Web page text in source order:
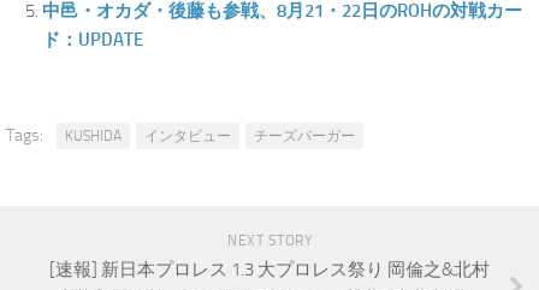
中邑・オカダ・後藤も参戦、8月21・22日のROHの対戦カー
ド：UPDATE
Tags: KUSHIDA インタビュー チーズバーガー
NEXT STORY
[速報] 新日本プロレス 1.3 大プロレス祭り 岡倫之&北村